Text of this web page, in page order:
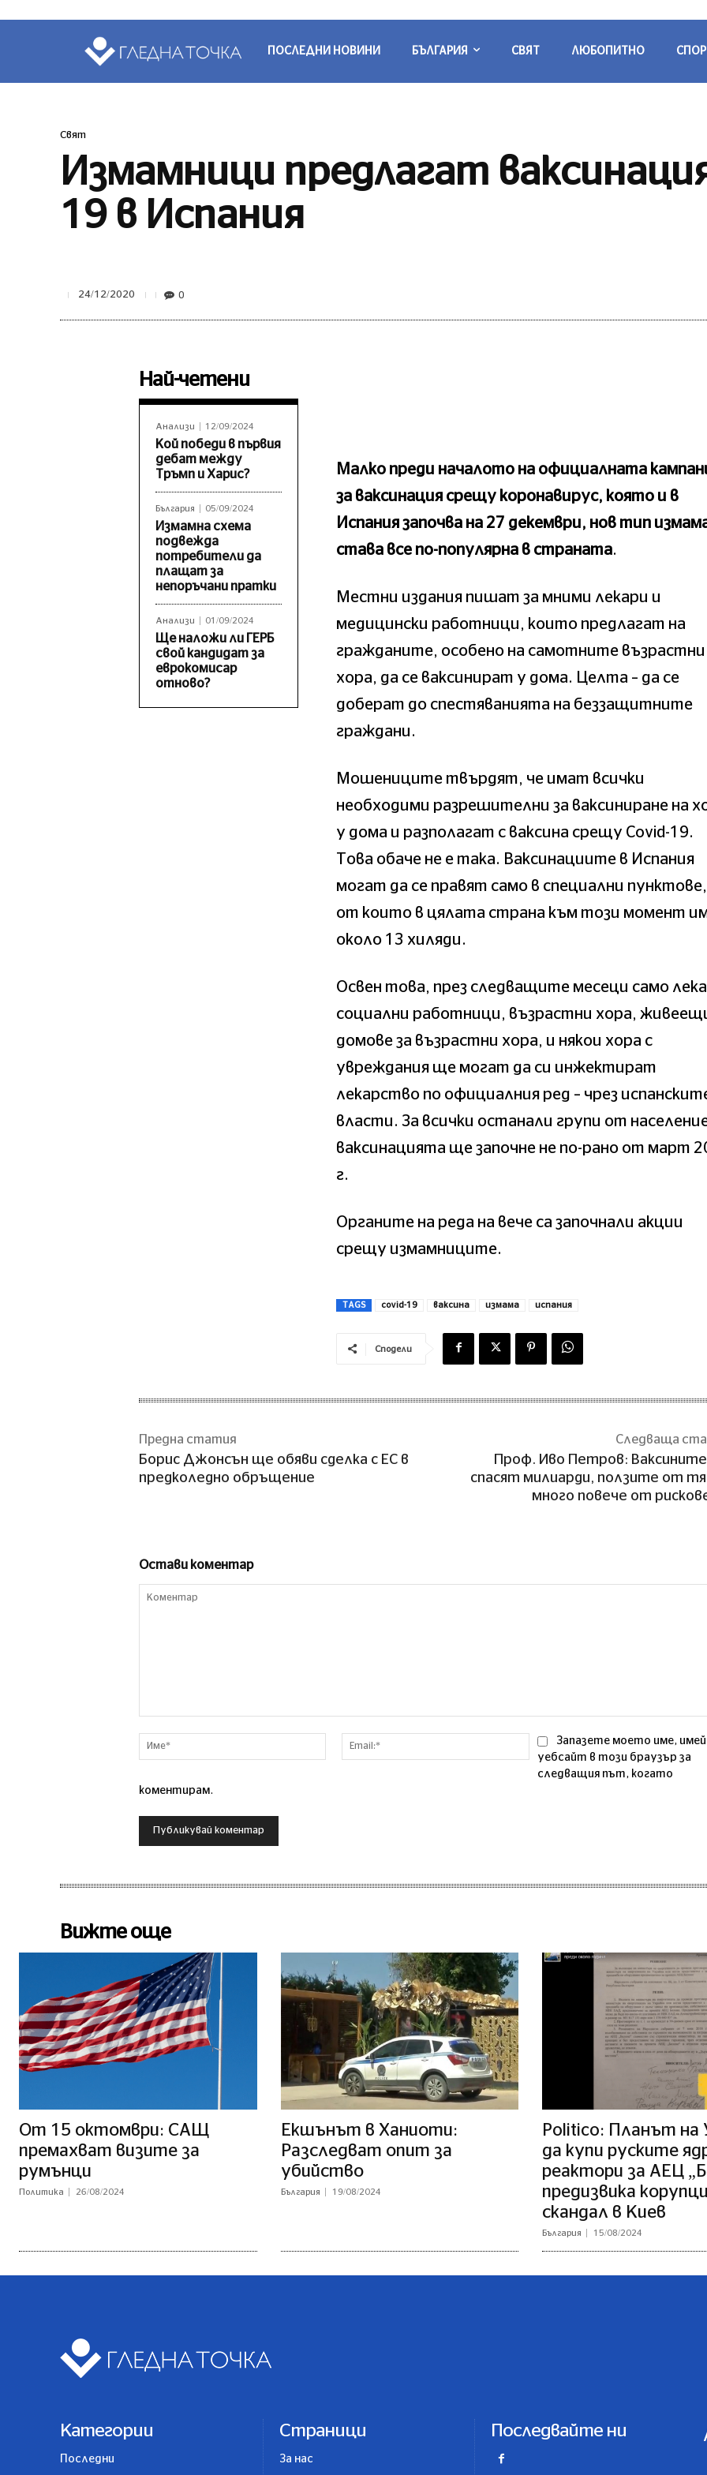
ПОСЛЕДНИ НОВИНИ БЪЛГАРИЯ СВЯТ ЛЮБОПИТНО СПОРТ
Свят
Измамници предлагат
19 в Испания
24/12/2020 0
Най-четени
Анализи 12/09/2024
Кой победи в първия
дебат между
Тръмп и Харис?
България 05/09/2024
Измамна схема
подвежда
потребители да
плащат за
непоръчани пратки
Анализи 01/09/2024
Ще наложи ли ГЕРБ
свой кандидат за
еврокомисар
отново?
Малко преди началото на официалната
за ваксинация срещу коронавирус, която и в
Испания започва на 27 декември, нов тип
става все по-популярна в страната.
Местни издания пишат за мними лекари и
медицински работници, които предлагат на
гражданите, особено на самотните възрастни
хора, да се ваксинират у дома. Целта – да се
доберат до спестяванията на беззащитните
граждани.
Мошениците твърдят, че имат всички
необходими разрешителни за ваксиниране на
у дома и разполагат с ваксина срещу Covid-19.
Това обаче не е така. Ваксинациите в Испания
могат да се правят само в специални пунктове,
от които в цялата страна към този момент
около 13 хиляди.
Освен това, през следващите месеци само
социални работници, възрастни хора,
домове за възрастни хора, и някои хора с
увреждания ще могат да си инжектират
лекарство по официалния ред – чрез
власти. За всички останали групи от
ваксинацията ще започне не по-рано от март
г.
Органите на реда на вече са започнали акции
срещу измамниците.
TAGS covid-19 ваксина измама испания
Сподели
Предна статия
Борис Джонсън ще обяви сделка с ЕС в
предколедно обръщение
Следваща
Проф. Иво Петров:
спасят милиарди, ползите от
много повече от
Остави коментар
Име*
Email:*Запазете моето име,
уебсайт в този браузър за
следващия път, когато
коментирам.
Вижте още
От 15 октомври: САЩ
премахват визите за
румънци
Политика 26/08/2024
Екшънът в Ханиоти:
Разследват опит за
убийство
България 19/08/2024
Politico: Планът на
да купи руските
реактори за АЕЦ
предизвика
скандал в Киев
България 15/08/2024
Категории
Последни
Страници
За нас
Последвайте ни